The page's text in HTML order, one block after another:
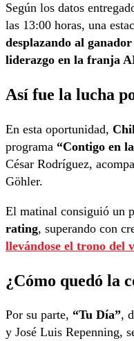
Según los datos
las 13:00 horas, una
desplazando al
liderazgo en la franja
Así fue la lucha
En esta oportunidad,
programa “Contigo en
César Rodríguez,
Göhler.
El matinal consiguió un
rating, superando con
llevándose el trono del
¿Cómo quedó la
Por su parte, “Tu Día”,
y José Luis Repenning,